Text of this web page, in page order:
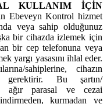
KULLANIM İÇİN
Ebeveyn Kontrol hizmet
veya sahip olduğunuz
bir cihazda izlemek için
bir cep telefonuna veya
yargı yasasını ihlal eder.
sahiplerine, cihazın
gerektirir. Bu şartın/
ağır parasal ve cezai
indirmeden, kurmadan ve